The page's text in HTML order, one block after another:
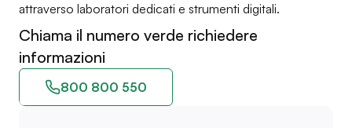
attraverso laboratori dedicati e strumenti digitali.
Chiama il numero verde richiedere
informazioni
800 800 550